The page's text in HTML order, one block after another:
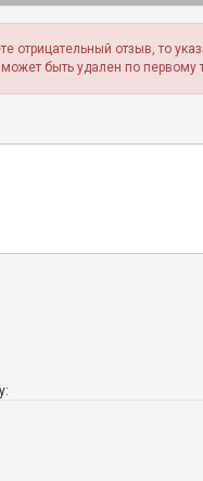
отрицательный отзыв, то
быть удален по первому